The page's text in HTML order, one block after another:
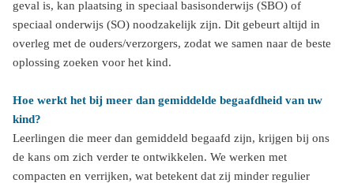
geval is, kan plaatsing in speciaal basisonderwijs (SBO) of
speciaal onderwijs (SO) noodzakelijk zijn. Dit gebeurt altijd in
overleg met de ouders/verzorgers, zodat we samen naar de beste
oplossing zoeken voor het kind.
Hoe werkt het bij meer dan gemiddelde begaafdheid van uw
kind?
Leerlingen die meer dan gemiddeld begaafd zijn, krijgen bij ons
de kans om zich verder te ontwikkelen. We werken met
compacten en verrijken, wat betekent dat zij minder regulier